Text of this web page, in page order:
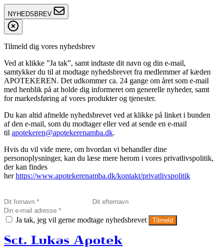
NYHEDSBREV
Tilmeld dig vores nyhedsbrev
Ved at klikke ”Ja tak”, samt indtaste dit navn og din e-mail,
samtykker du til at modtage nyhedsbrevet fra medlemmer af kæden
APOTEKEREN. Det udkommer ca. 24 gange om året som e-mail
med henblik på at holde dig informeret om generelle nyheder, samt
for markedsføring af vores produkter og tjenester.
Du kan altid afmelde nyhedsbrevet ved at klikke på linket i bunden
af den e-mail, som du modtager eller ved at sende en e-mail
til apotekeren@apotekerenamba.dk.
Hvis du vil vide mere, om hvordan vi behandler dine
personoplysninger, kan du læse mere herom i vores privatlivspolitik,
der kan findes
herhttps://www.apotekerenamba.dk/kontakt/privatlivspolitik
Ja tak, jeg vil gerne modtage nyhedsbrevet Tilmeld
Sct. Lukas Apotek